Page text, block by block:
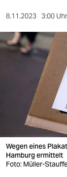
kultur
sport
berlin
wahrheit
verlag
verlag
veranstaltungen
8.11.2023 3:00 Uhr
Wegen eines
Hamburg ermittelt
Foto: Müller-